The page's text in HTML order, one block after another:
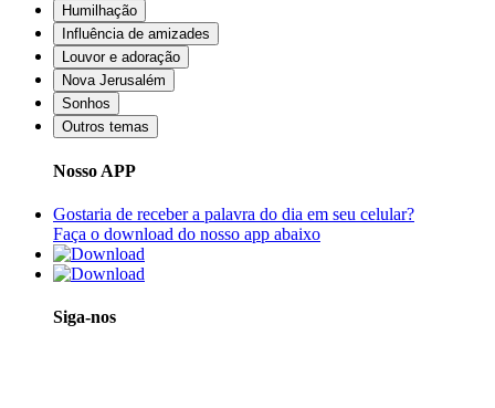
Humilhação
Influência de amizades
Louvor e adoração
Nova Jerusalém
Sonhos
Outros temas
Nosso APP
Gostaria de receber a palavra do dia em seu celular?
Faça o download do nosso app abaixo
Siga-nos